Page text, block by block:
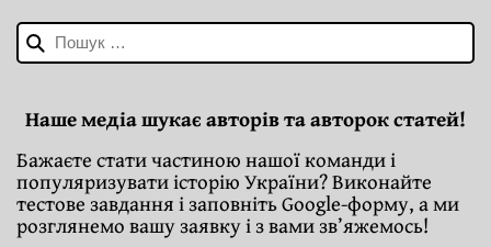
Пошук:
Наше медіа шукає авторів та авторок статей!
Бажаєте стати частиною нашої команди і
популяризувати історію України? Виконайте
тестове завдання і заповніть Google-форму, а ми
розглянемо вашу заявку і з вами зв’яжемось!